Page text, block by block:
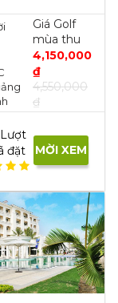
Ngày
77
Ward,
1849